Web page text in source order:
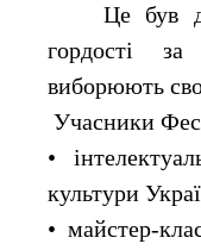
Це був
гордості
виборюють
Учасники
•
культури
• майстер-